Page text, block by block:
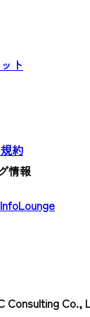
ト
約
情報
Consulting Co.,